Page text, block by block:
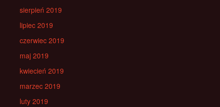
sierpień 2019
lipiec 2019
czerwiec 2019
maj 2019
kwiecień 2019
marzec 2019
luty 2019